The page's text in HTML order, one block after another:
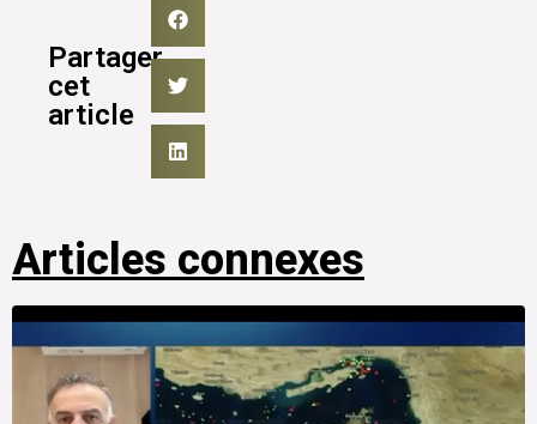
Partager
cet
article
Articles connexes